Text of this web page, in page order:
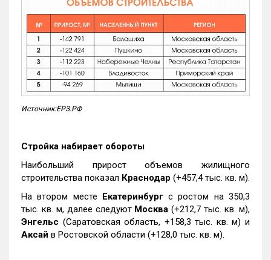
Источник:ЕРЗ.РФ
Стройка набирает обороты
Наибольший прирост объемов жилищного
строительства показал Краснодар (+457,4 тыс. кв. м).
На втором месте Екатеринбургс ростом на 350,3
тыс. кв. м, далее следуют Москва (+212,7 тыс. кв. м),
Энгельс (Саратовская область, +158,3 тыс. кв. м) и
Аксай в Ростовской области (+128,0 тыс. кв. м).